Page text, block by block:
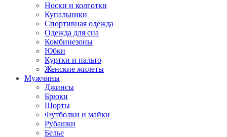
Носки и колготки
Купальники
Спортивная одежда
Одежда для сна
Комбинезоны
Юбки
Куртки и пальто
Женские жилеты
Мужчины
Джинсы
Брюки
Шорты
Футболки и майки
Рубашки
Белье